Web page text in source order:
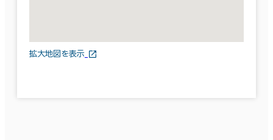
拡大地図を表示